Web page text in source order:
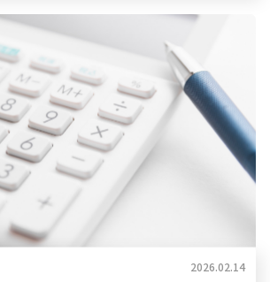
証業務を提供する同社は、高い専門性 […]
2026.02.14